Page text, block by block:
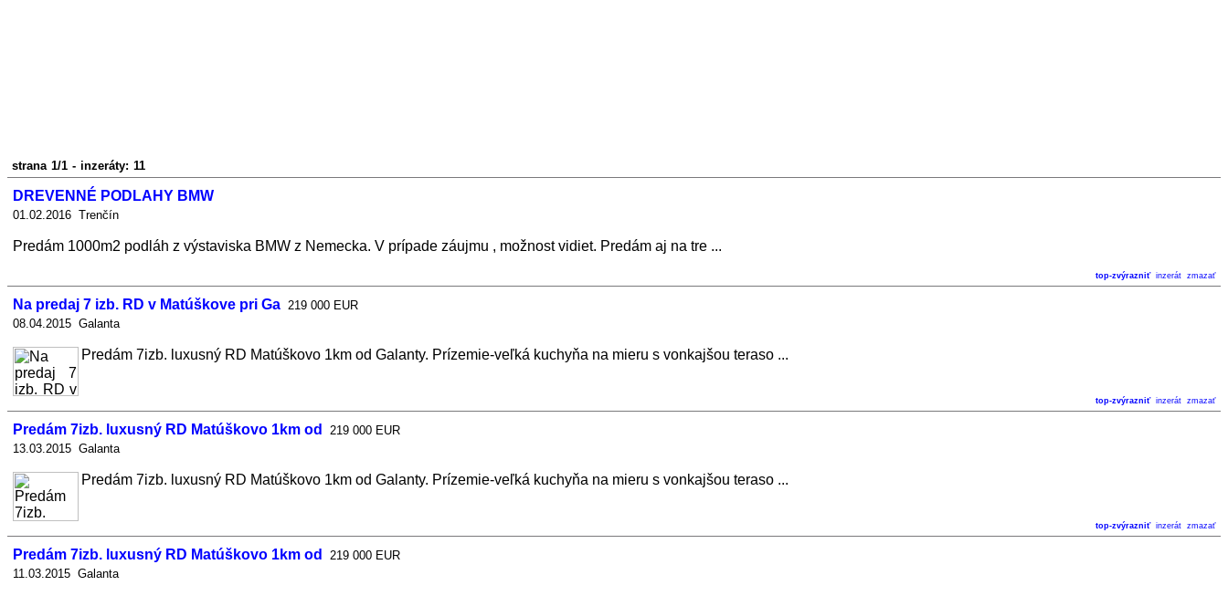
strana 1/1 - inzeráty: 11
DREVENNÉ PODLAHY BMW
01.02.2016 Trenčín
Predám 1000m2 podláh z výstaviska BMW z Nemecka. V prípade záujmu , možnost vidiet. Predám aj na tre ...
top-zvýrazniť inzerát zmazať
Na predaj 7 izb. RD v Matúškove pri Ga 219 000 EUR
08.04.2015 Galanta
Predám 7izb. luxusný RD Matúškovo 1km od Galanty. Prízemie-veľká kuchyňa na mieru s vonkajšou teraso ...
top-zvýrazniť inzerát zmazať
Predám 7izb. luxusný RD Matúškovo 1km od
219 000 EUR
13.03.2015 Galanta
Predám 7izb. luxusný RD Matúškovo 1km od Galanty. Prízemie-veľká kuchyňa na mieru s vonkajšou teraso ...
top-zvýrazniť inzerát zmazať
Predám 7izb. luxusný RD Matúškovo 1km od
219 000 EUR
11.03.2015 Galanta